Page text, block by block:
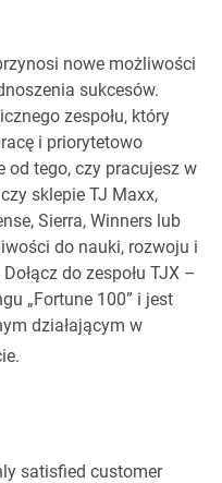
nowe możliwości
sukcesów.
zespołu, który
i priorytetowo
od tego, czy pracujesz w
sklepie TJ Maxx,
Sierra, Winners lub
do nauki, rozwoju i
do zespołu TJX –
„Fortune 100” i jest
działającym w
satisfied customer